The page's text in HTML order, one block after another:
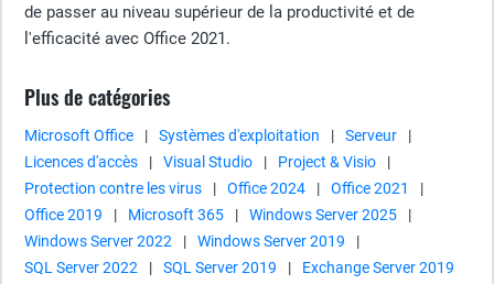
de passer au niveau supérieur de la productivité et de
l'efficacité avec Office 2021.
Plus de catégories
Microsoft Office | Systèmes d'exploitation | Serveur
|
Licences d'accès
| Visual Studio | Project & Visio
|
Protection contre les virus
| Office 2024 | Office 2021
|
Office 2019
| Microsoft 365 | Windows Server 2025
|
Windows Server 2022
| Windows Server 2019
|
SQL Server 2022
| SQL Server 2019 |
Exchange Server 2019